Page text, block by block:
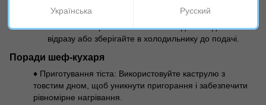
За бажанням, посипте профітролі цукровою пудрою
або полийте розтопленим шоколадом. Подавайте
відразу або зберігайте в холодильнику до подачі.
Поради шеф-кухаря
♦ Приготування тіста: Використовуйте каструлю з
товстим дном, щоб уникнути пригорання і забезпечити
рівномірне нагрівання.
Українська Русский